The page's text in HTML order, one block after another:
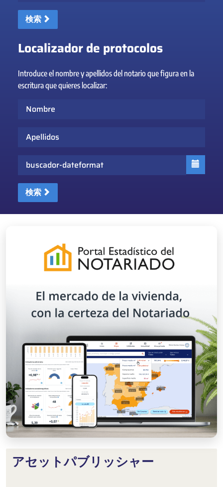
検索
Localizador de protocolos
Introduce el nombre y apellidos del notario que figura en la
escritura que quieres localizar:
Apellidos
Fecha
検索
アセットパブリッシャー